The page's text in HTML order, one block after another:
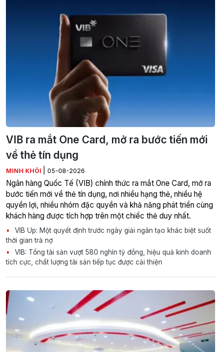
VIB ra mắt One Card, mở ra bước tiến mới
về thẻ tín dụng
MINH KHÔI 05-08-2026
Ngân hàng Quốc Tế (VIB) chính thức ra mắt One Card, mở ra
bước tiến mới về thẻ tín dụng, nơi nhiều hạng thẻ, nhiều hệ
quyền lợi, nhiều nhóm đặc quyền và khả năng phát triển cùng
khách hàng được tích hợp trên một chiếc thẻ duy nhất.
VIB Up: Một quyết định trước ngày giải ngân tạo khác biệt suốt
thời gian trả nợ
VIB: Tổng tài sản vượt 580 nghìn tỷ đồng, hiệu quả kinh doanh
tích cực, chất lượng tài sản tiếp tục được cải thiện